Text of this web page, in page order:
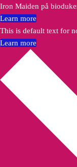
Iron Maiden på
Learn more
This is default text for
Learn more